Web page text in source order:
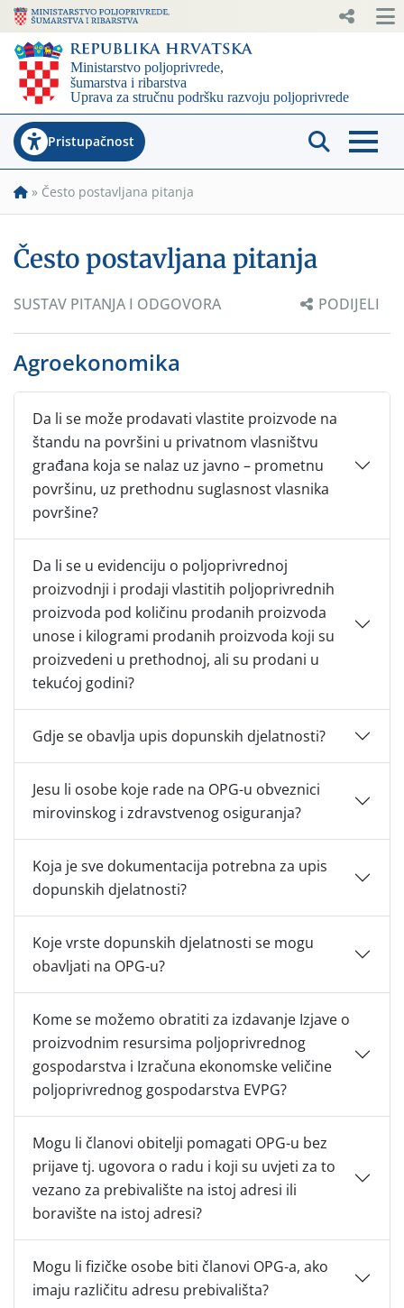
Pristupačnost
» Često postavljana pitanja
Često postavljana pitanja
SUSTAV PITANJA I ODGOVORA PODIJELI
Agroekonomika
Da li se može prodavati vlastite proizvode na
štandu na površini u privatnom vlasništvu
građana koja se nalaz uz javno – prometnu
površinu, uz prethodnu suglasnost vlasnika
površine?
Da li se u evidenciju o poljoprivrednoj
proizvodnji i prodaji vlastitih poljoprivrednih
proizvoda pod količinu prodanih proizvoda
unose i kilogrami prodanih proizvoda koji su
proizvedeni u prethodnoj, ali su prodani u
tekućoj godini?
Gdje se obavlja upis dopunskih djelatnosti?
Jesu li osobe koje rade na OPG-u obveznici
mirovinskog i zdravstvenog osiguranja?
Koja je sve dokumentacija potrebna za upis
dopunskih djelatnosti?
Koje vrste dopunskih djelatnosti se mogu
obavljati na OPG-u?
Kome se možemo obratiti za izdavanje Izjave o
proizvodnim resursima poljoprivrednog
gospodarstva i Izračuna ekonomske veličine
poljoprivrednog gospodarstva EVPG?
Mogu li članovi obitelji pomagati OPG-u bez
prijave tj. ugovora o radu i koji su uvjeti za to
vezano za prebivalište na istoj adresi ili
boravište na istoj adresi?
Mogu li fizičke osobe biti članovi OPG-a, ako
imaju različitu adresu prebivališta?